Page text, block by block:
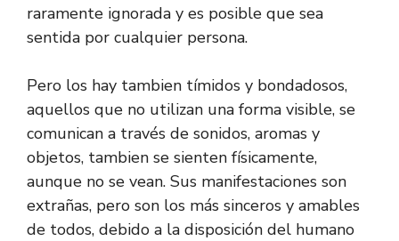
raramente ignorada y es posible que sea
sentida por cualquier persona.
Pero los hay tambien tímidos y bondadosos,
aquellos que no utilizan una forma visible, se
comunican a través de sonidos, aromas y
objetos, tambien se sienten físicamente,
aunque no se vean. Sus manifestaciones son
extrañas, pero son los más sinceros y amables
de todos, debido a la disposición del humano